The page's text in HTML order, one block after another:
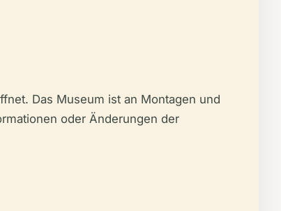
Das Museum ist an Montagen und
oder Änderungen der